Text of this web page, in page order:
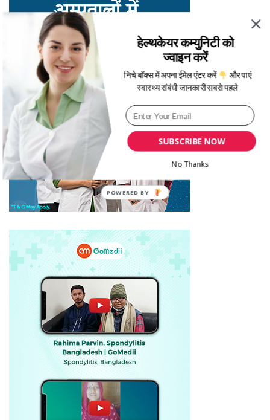
SUBSCRIBE NOW
हेल्थकेयर कम्युनिटी को
ज्वाइन करें
निचे बॉक्स में अपना ईमेल एंटर करें
और पाएं
स्वास्थ्य संबंधी जानकारी सबसे पहले
No Thanks
POWERED BY